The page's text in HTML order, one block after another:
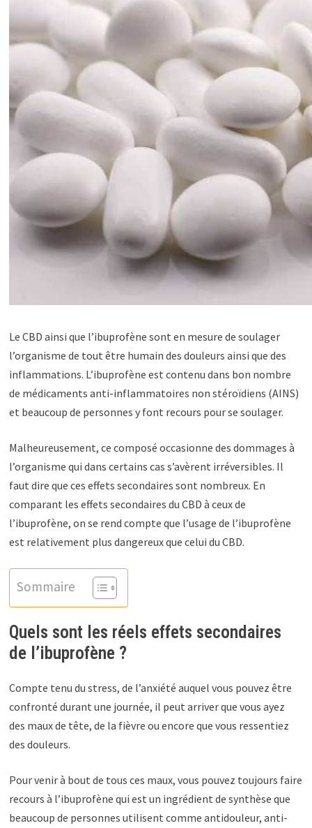
Le CBD ainsi que l’ibuprofène sont en mesure de soulager
l’organisme de tout être humain des douleurs ainsi que des
inflammations. L’ibuprofène est contenu dans bon nombre
de médicaments anti-inflammatoires non stéroïdiens (AINS)
et beaucoup de personnes y font recours pour se soulager.
Malheureusement, ce composé occasionne des dommages à
l’organisme qui dans certains cas s’avèrent irréversibles. Il
faut dire que ces effets secondaires sont nombreux. En
comparant les effets secondaires du CBD à ceux de
l’ibuprofène, on se rend compte que l’usage de l’ibuprofène
est relativement plus dangereux que celui du CBD.
Sommaire
Quels sont les réels effets secondaires
de l’ibuprofène ?
Compte tenu du stress, de l’anxiété auquel vous pouvez être
confronté durant une journée, il peut arriver que vous ayez
des maux de tête, de la fièvre ou encore que vous ressentiez
des douleurs.
Pour venir à bout de tous ces maux, vous pouvez toujours faire
recours à l’ibuprofène qui est un ingrédient de synthèse que
beaucoup de personnes utilisent comme antidouleur, anti-